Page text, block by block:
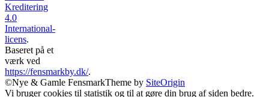
Kreditering
4.0
International-
licens.
Baseret på et
værk ved
https://fensmarkby.dk/.
©Nye & Gamle FensmarkTheme by SiteOrigin
Vi bruger cookies til statistik og til at gøre din brug af siden bedre.